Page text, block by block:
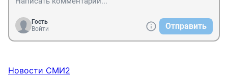
Гость
Войти
Отправить
Новости СМИ2